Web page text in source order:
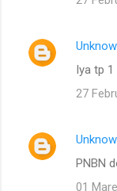
Iya tp
27
PNBN
01